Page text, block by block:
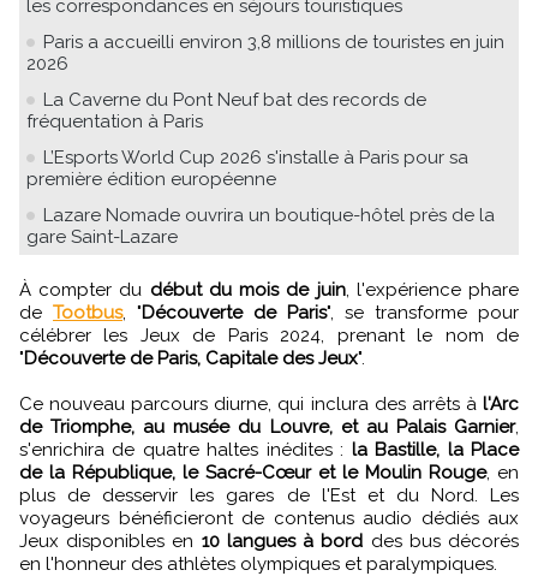
les correspondances en séjours touristiques
Paris a accueilli environ 3,8 millions de touristes en juin
2026
La Caverne du Pont Neuf bat des records de
fréquentation à Paris
L’Esports World Cup 2026 s'installe à Paris pour sa
première édition européenne
Lazare Nomade ouvrira un boutique-hôtel près de la
gare Saint-Lazare
À compter du début du mois de juin, l'expérience phare
de Tootbus, "Découverte de Paris", se transforme pour
célébrer les Jeux de Paris 2024, prenant le nom de
"Découverte de Paris, Capitale des Jeux".
Ce nouveau parcours diurne, qui inclura des arrêts à l'Arc
de Triomphe, au musée du Louvre, et au Palais Garnier,
s'enrichira de quatre haltes inédites : la Bastille, la Place
de la République, le Sacré-Cœur et le Moulin Rouge, en
plus de desservir les gares de l'Est et du Nord. Les
voyageurs bénéficieront de contenus audio dédiés aux
Jeux disponibles en 10 langues à bord des bus décorés
en l'honneur des athlètes olympiques et paralympiques.